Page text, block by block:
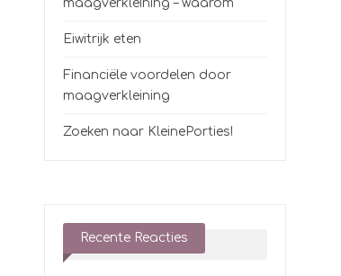
maagverkleining – waarom
Eiwitrijk eten
Financiële voordelen door
maagverkleining
Zoeken naar KleinePorties!
Recente Reacties